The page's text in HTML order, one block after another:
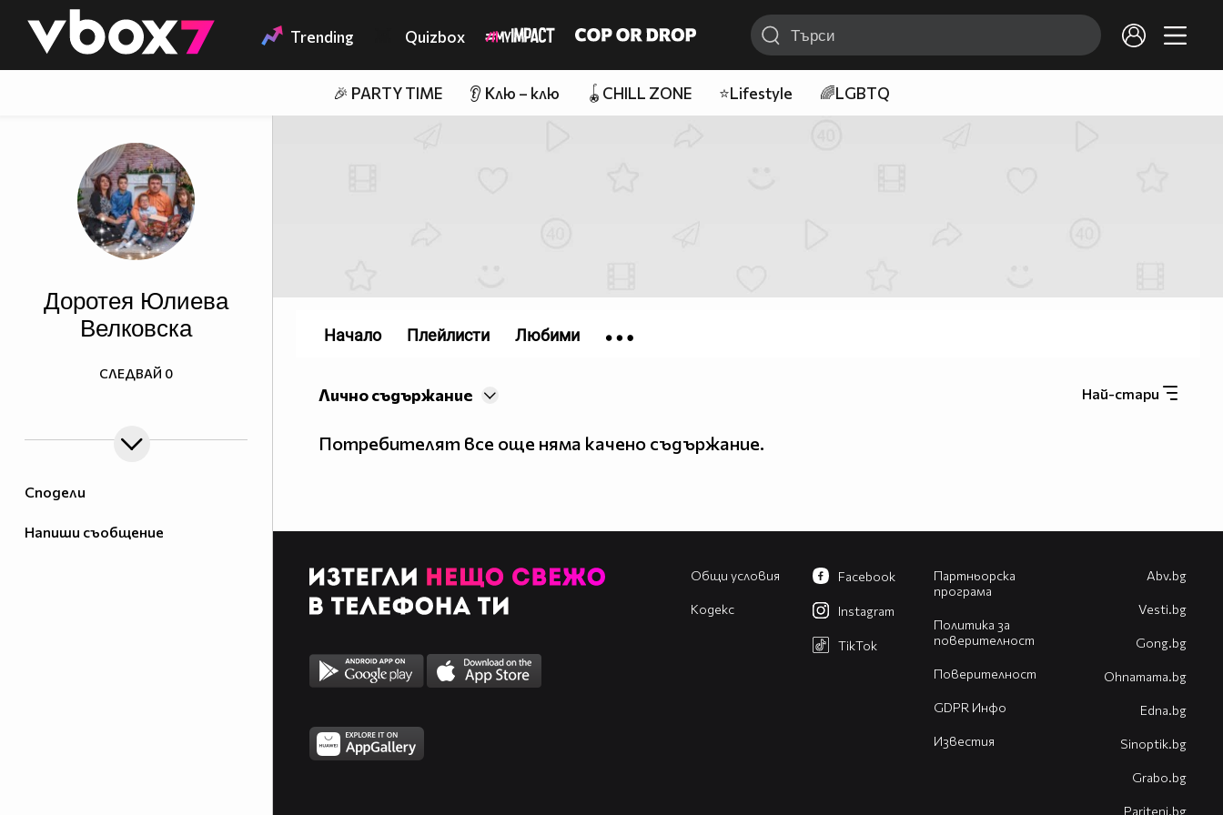
👾 Trending Quizbox
🎉 PARTY TIME 👂 Клю – клю 🪀CHILL ZONE ⭐Lifestyle 🌈LGBTQ
Сподели
Напиши съобщение
Доротея Юлиева
Велковска
СЛЕДВАЙ 0
Най-стари
Лично съдържание
Потребителят все още няма качено съдържание.
Начало Плейлисти Любими
Общи условия
Кодекс
Партньорска
програма
Политика за
поверителност
Поверителност
GDPR Инфо
Известия
Facebook
Instagram
TikTok
Abv.bg
Vesti.bg
Gong.bg
Оhnamama.bg
Edna.bg
Sinoptik.bg
Grabo.bg
Pariteni.bg